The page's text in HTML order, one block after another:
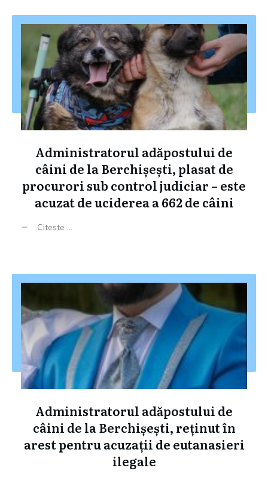
Administratorul adăpostului de
câini de la Berchișești, plasat de
procurori sub control judiciar – este
acuzat de uciderea a 662 de câini
Citeste ...
Administratorul adăpostului de
câini de la Berchișești, reținut în
arest pentru acuzații de eutanasieri
ilegale